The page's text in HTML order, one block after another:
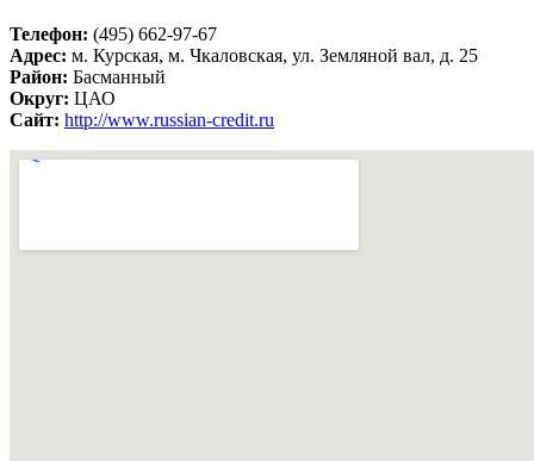
Телефон: (495) 662-97-67
Адрес: м. Курская, м. Чкаловская, ул. Земляной вал, д. 25
Район: Басманный
Округ: ЦАО
Сайт: http://www.russian-credit.ru